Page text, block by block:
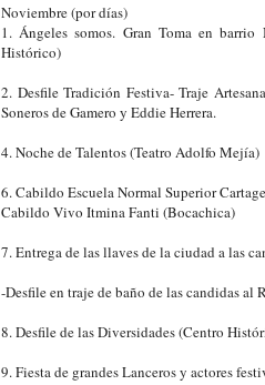
Noviembre (por días)
1. Ángeles somos. Gran Toma en
Histórico)
2. Desfile Tradición Festiva- Traje
Soneros de Gamero y Eddie Herrera.
4. Noche de Talentos (Teatro Adolfo Mejía)
6. Cabildo Escuela Normal Superior
Cabildo Vivo Itmina Fanti (Bocachica)
7. Entrega de las llaves de la ciudad a las
-Desfile en traje de baño de las candidas al
8. Desfile de las Diversidades (Centro
9. Fiesta de grandes Lanceros y actores